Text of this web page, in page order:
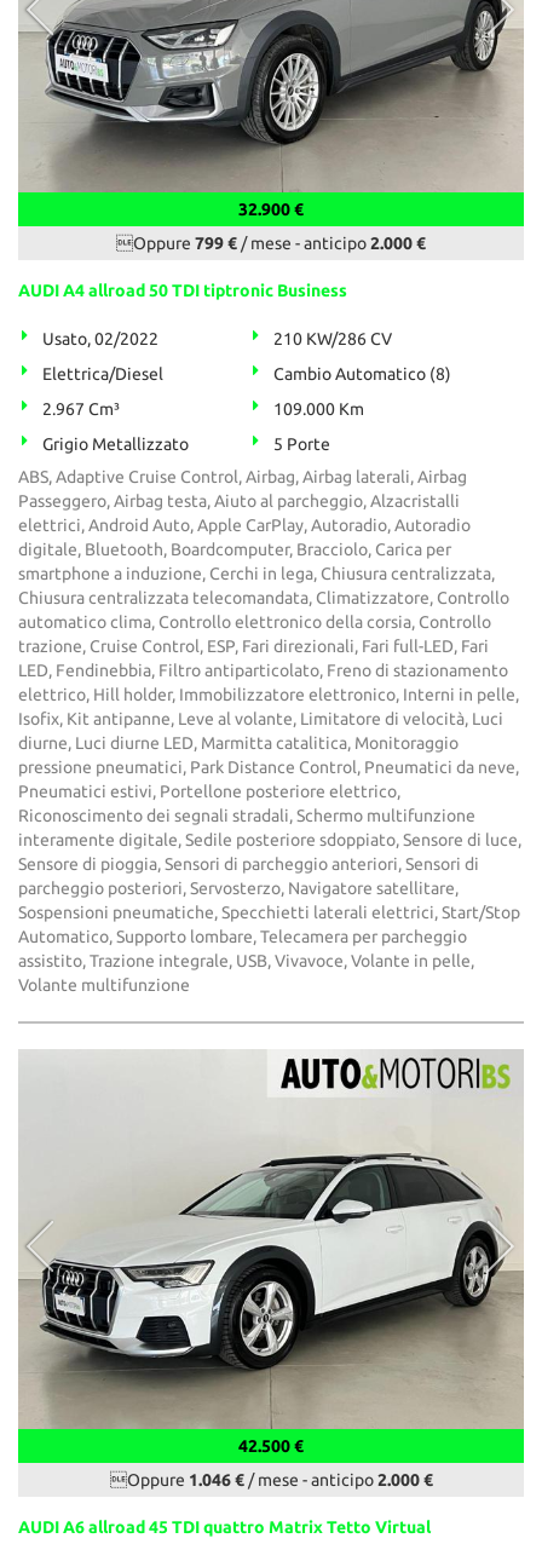
32.900 €
Oppure 799 €/ mese -anticipo2.000 €
AUDI A4 allroad 50 TDI tiptronic Business
Usato, 02/2022
210 KW/286 CV
Elettrica/Diesel
Cambio Automatico (8)
2.967 Cm³
109.000 Km
Grigio Metallizzato
5 Porte
ABS, Adaptive Cruise Control, Airbag, Airbag laterali, Airbag
Passeggero, Airbag testa, Aiuto al parcheggio, Alzacristalli
elettrici, Android Auto, Apple CarPlay, Autoradio, Autoradio
digitale, Bluetooth, Boardcomputer, Bracciolo, Carica per
smartphone a induzione, Cerchi in lega, Chiusura centralizzata,
Chiusura centralizzata telecomandata, Climatizzatore, Controllo
automatico clima, Controllo elettronico della corsia, Controllo
trazione, Cruise Control, ESP, Fari direzionali, Fari full-LED, Fari
LED, Fendinebbia, Filtro antiparticolato, Freno di stazionamento
elettrico, Hill holder, Immobilizzatore elettronico, Interni in pelle,
Isofix, Kit antipanne, Leve al volante, Limitatore di velocità, Luci
diurne, Luci diurne LED, Marmitta catalitica, Monitoraggio
pressione pneumatici, Park Distance Control, Pneumatici da neve,
Pneumatici estivi, Portellone posteriore elettrico,
Riconoscimento dei segnali stradali, Schermo multifunzione
interamente digitale, Sedile posteriore sdoppiato, Sensore di luce,
Sensore di pioggia, Sensori di parcheggio anteriori, Sensori di
parcheggio posteriori, Servosterzo, Navigatore satellitare,
Sospensioni pneumatiche, Specchietti laterali elettrici, Start/Stop
Automatico, Supporto lombare, Telecamera per parcheggio
assistito, Trazione integrale, USB, Vivavoce, Volante in pelle,
Volante multifunzione
42.500 €
Oppure 1.046 €/ mese -anticipo2.000 €
AUDI A6 allroad 45 TDI quattro Matrix Tetto Virtual